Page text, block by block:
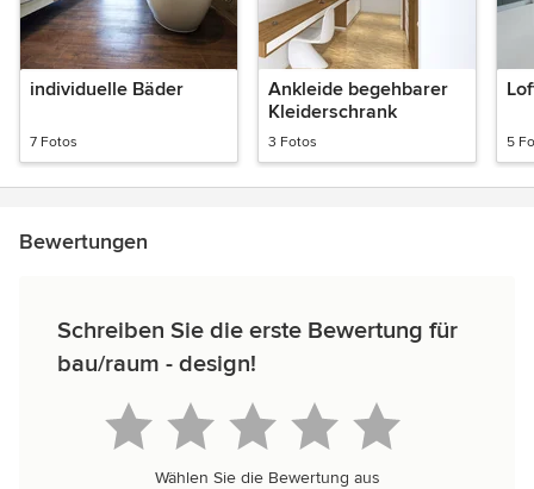
individuelle Bäder
7 Fotos
Ankleide begehbarer
Kleiderschrank
3 Fotos 5
Bewertungen
Schreiben Sie die erste Bewertung für
bau/raum - design!
Wählen Sie die Bewertung aus